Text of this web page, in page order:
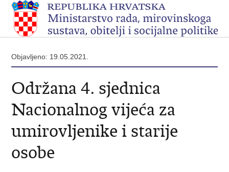
Objavljeno: 19.05.2021.
Održana 4. sjednica
Nacionalnog vijeća za
umirovljenike i starije
osobe